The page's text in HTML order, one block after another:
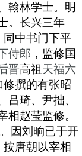
翰林学士。明
。长兴三年
同中书门下平
侍郎 ，监修国
晋高祖 天福六
撰的有张昭
吕琦、尹拙、
相赵莹监修。
因刘晌已于开
唐朝以宰相